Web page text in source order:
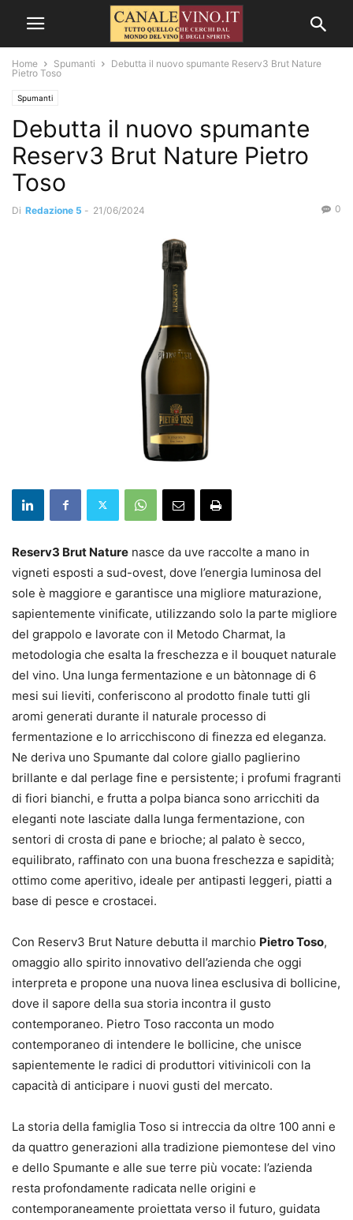
Home Spumanti
Debutta il nuovo spumante Reserv3 Brut Nature
Pietro Toso
Spumanti
Debutta il nuovo spumante
Reserv3 Brut Nature Pietro
Toso
Di Redazione 5 - 21/06/2024 0
Reserv3 Brut Nature nasce da uve raccolte a mano in
vigneti esposti a sud-ovest, dove l’energia luminosa del
sole è maggiore e garantisce una migliore maturazione,
sapientemente vinificate, utilizzando solo la parte migliore
del grappolo e lavorate con il Metodo Charmat, la
metodologia che esalta la freschezza e il bouquet naturale
del vino. Una lunga fermentazione e un bàtonnage di 6
mesi sui lieviti, conferiscono al prodotto finale tutti gli
aromi generati durante il naturale processo di
fermentazione e lo arricchiscono di finezza ed eleganza.
Ne deriva uno Spumante dal colore giallo paglierino
brillante e dal perlage fine e persistente; i profumi fragranti
di fiori bianchi, e frutta a polpa bianca sono arricchiti da
eleganti note lasciate dalla lunga fermentazione, con
sentori di crosta di pane e brioche; al palato è secco,
equilibrato, raffinato con una buona freschezza e sapidità;
ottimo come aperitivo, ideale per antipasti leggeri, piatti a
base di pesce e crostacei.
Con Reserv3 Brut Nature debutta il marchio Pietro Toso,
omaggio allo spirito innovativo dell’azienda che oggi
interpreta e propone una nuova linea esclusiva di bollicine,
dove il sapore della sua storia incontra il gusto
contemporaneo. Pietro Toso racconta un modo
contemporaneo di intendere le bollicine, che unisce
sapientemente le radici di produttori vitivinicoli con la
capacità di anticipare i nuovi gusti del mercato.
La storia della famiglia Toso si intreccia da oltre 100 anni e
da quattro generazioni alla tradizione piemontese del vino
e dello Spumante e alle sue terre più vocate: l’azienda
resta profondamente radicata nelle origini e
contemporaneamente proiettata verso il futuro, guidata